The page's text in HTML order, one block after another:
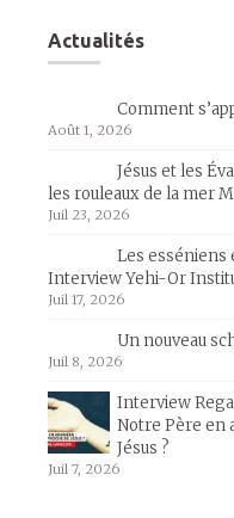
Actualités
Comment
Août 1, 2026
Jésus et les
les rouleaux de la mer
Juil 23, 2026
Les esséniens
Interview Yehi-Or
Juil 17, 2026
Un nouveau
Juil 8, 2026
Interview
Notre Père en
Jésus ?
Juil 7, 2026